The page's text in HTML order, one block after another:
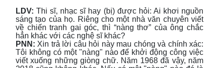
LDV: Thi sĩ, nhạc sĩ hay (bị) được hỏi: Ai khơi nguồn
sáng tạo của họ. Riêng cho một nhà văn chuyên viết
về chiến tranh gai góc, thì “nàng thơ” của ông chắc
hẳn khác với các nghệ sĩ khác?
PNN: Xin trả lời câu hỏi này mau chóng và chính xác:
Tôi không có một "nàng" nào để khởi động công việc
viết xuống những giòng chữ. Năm 1968 đã vậy, năm